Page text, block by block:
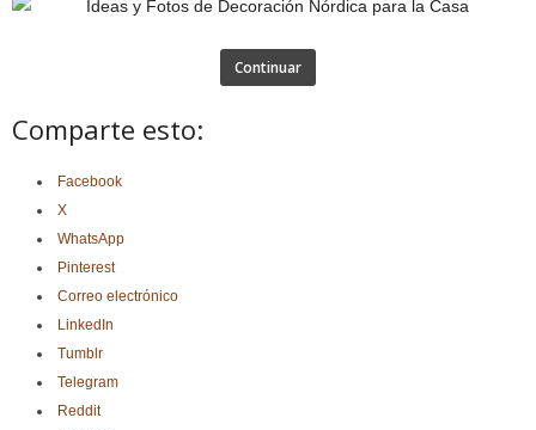
Continuar
Comparte esto:
Facebook
X
WhatsApp
Pinterest
Correo electrónico
LinkedIn
Tumblr
Telegram
Reddit